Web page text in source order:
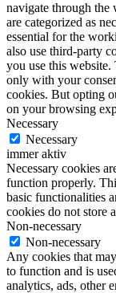
navigate through the
are categorized as
essential for the
also use third-party
you use this
only with your
cookies. But opting
on your browsing
Necessary
Necessary
immer aktiv
Necessary cookies
function properly.
basic functionalities
cookies do not store
Non-necessary
Non-necessary
Any cookies that
to function and is
analytics, ads, other